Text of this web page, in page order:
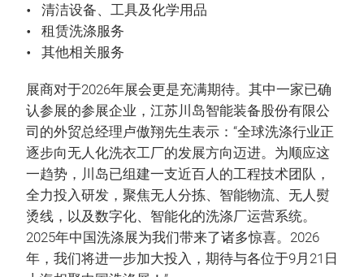
清洁设备、工具及化学用品
租赁洗涤服务
其他相关服务
展商对于2026年展会更是充满期待。其中一家已确
认参展的参展企业，江苏川岛智能装备股份有限公
司的外贸总经理卢傲翔先生表示：“全球洗涤行业正
逐步向无人化洗衣工厂的发展方向迈进。为顺应这
一趋势，川岛已组建一支近百人的工程技术团队，
全力投入研发，聚焦无人分拣、智能物流、无人熨
烫线，以及数字化、智能化的洗涤厂运营系统。
2025年中国洗涤展为我们带来了诸多惊喜。2026
年，我们将进一步加大投入，期待与各位于9月21日